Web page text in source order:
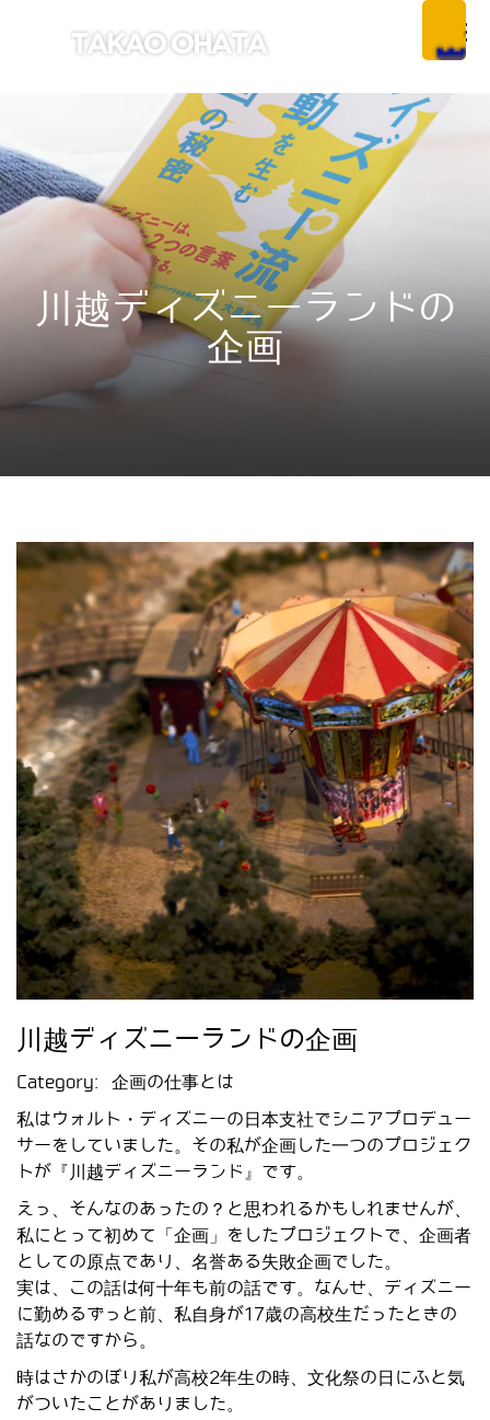
川越ディズニーランドの
企画
川越ディズニーランドの企画
Category: 企画の仕事とは
私はウォルト・ディズニーの日本支社でシニアプロデュー
サーをしていました。その私が企画した一つのプロジェク
トが『川越ディズニーランド』です。
えっ、そんなのあったの？と思われるかもしれませんが、
私にとって初めて「企画」をしたプロジェクトで、企画者
としての原点であり、名誉ある失敗企画でした。
実は、この話は何十年も前の話です。なんせ、ディズニー
に勤めるずっと前、私自身が17歳の高校生だったときの
話なのですから。
時はさかのぼり私が高校2年生の時、文化祭の日にふと気
がついたことがありました。